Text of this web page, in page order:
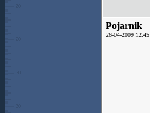
Pojarnik
26-04-2009 12:45